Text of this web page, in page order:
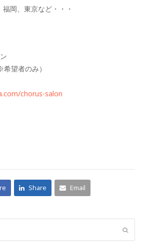
岡、東京など・・・
望者のみ）
chorus-salon
Share Email